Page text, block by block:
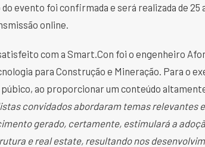
evento foi confirmada e será realizada de
online.
com a Smart.Con foi o engenheiro
para Construção e Mineração. Para o
ao proporcionar um conteúdo
convidados abordaram temas
gerado, certamente, estimulará a
e real estate, resultando nos